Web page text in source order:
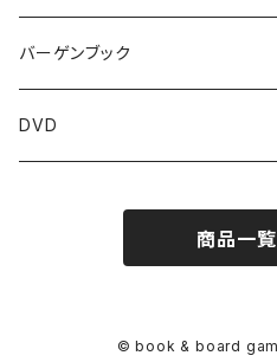
バーゲンブック
DVD
商品一
© book & board